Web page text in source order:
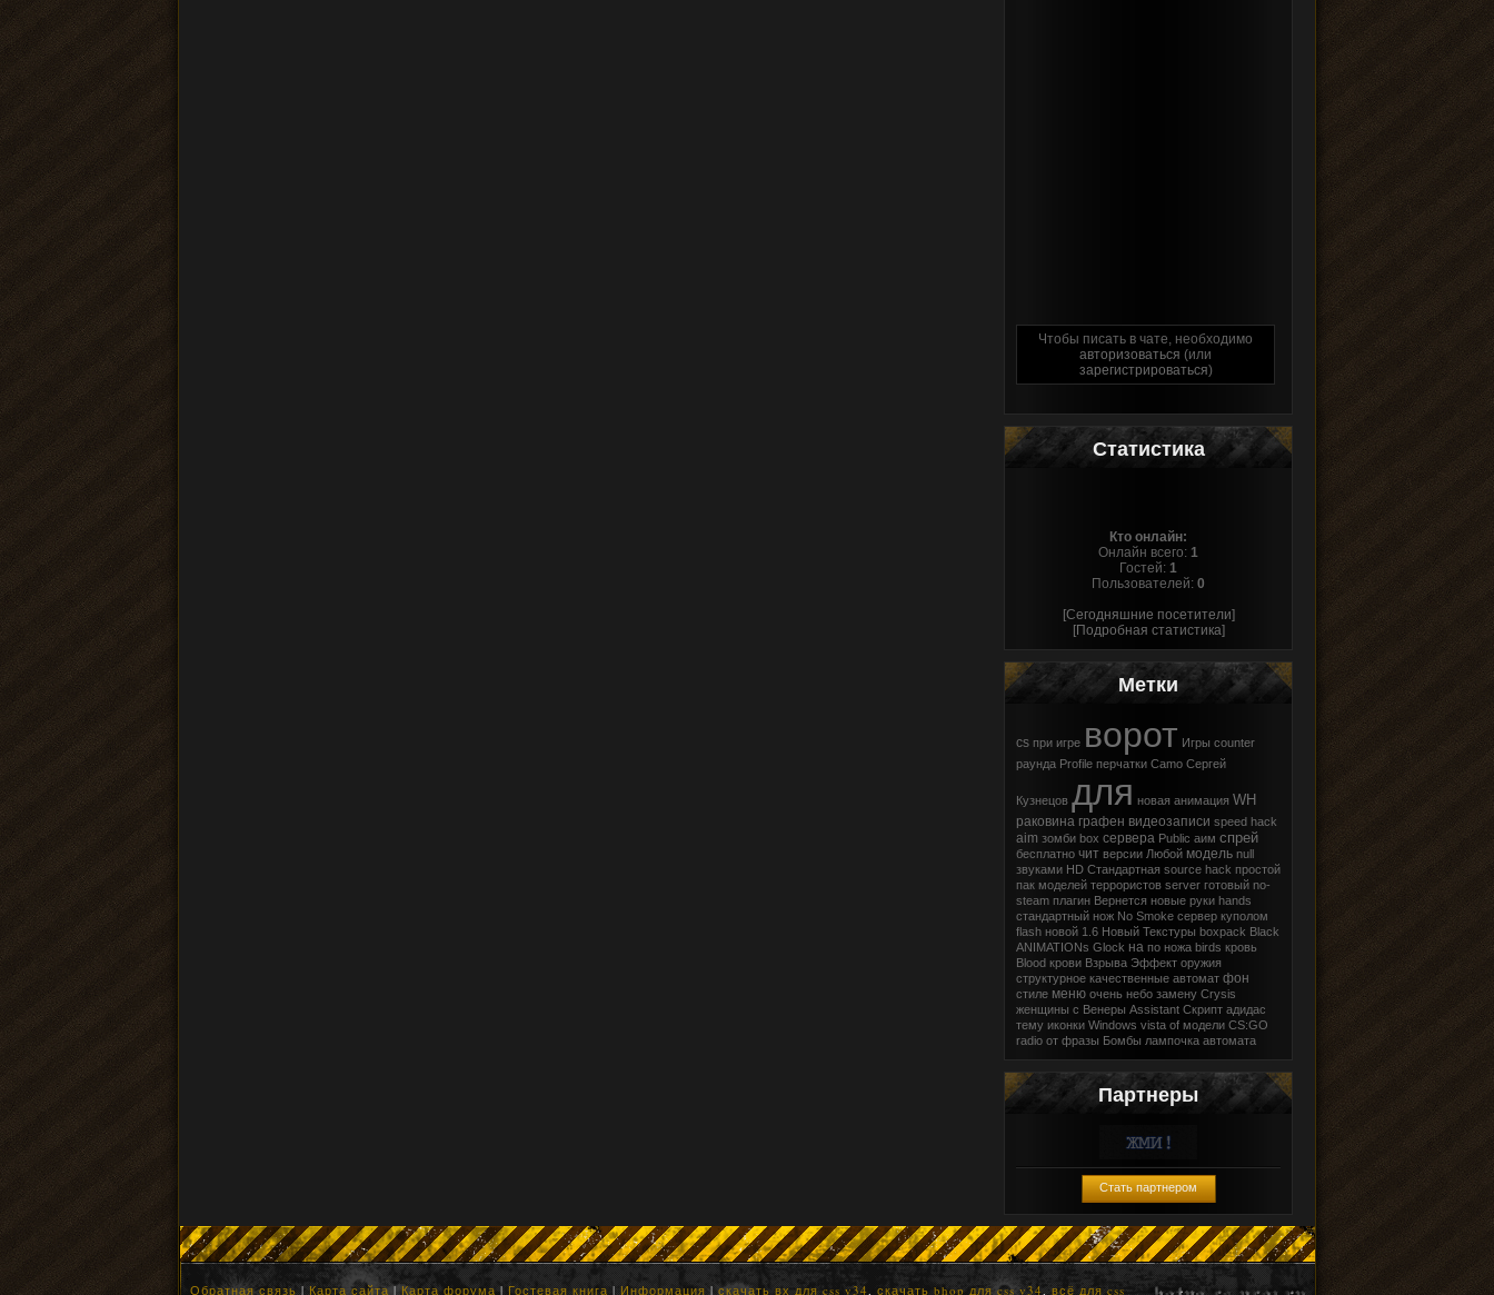
Чтобы писать в чате, необходимо
авторизоваться (или
зарегистрироваться)
Статистика
Кто онлайн:
Онлайн всего: 1
Гостей: 1
Пользователей: 0
[Сегодняшние посетители]
[Подробная статистика]
Метки
cs при игре ворот Игры counter
раунда Profile перчатки Camo Сергей
Кузнецов для новая анимация WH
раковина графен видеозаписи speed hack
aim зомби box сервера Public аим спрей
бесплатно чит версии Любой модель null
звуками HD Стандартная source hack простой
пак моделей террористов server готовый no-
steam плагин Вернется новые руки hands
стандартный нож No Smoke сервер куполом
flash новой 1.6 Новый Текстуры boxpack Black
ANIMATIONs Glock на по ножа birds кровь
Blood крови Взрыва Эффект оружия
структурное качественные автомат фон
стиле меню очень небо замену Crysis
женщины с Венеры Assistant Скрипт адидас
тему иконки Windows vista of модели CS:GO
radio от фразы Бомбы лампочка автомата
Партнеры
Стать партнером
Обратная связь | Карта сайта| Карта форума| Гостевая книга | Информация | скачать вх для css v34, скачать bhop для css v34,всё для css